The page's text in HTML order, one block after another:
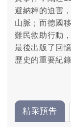
避納粹的迫害
山脈；而德國
難民救助行動
最後出版了回
歷史的重要紀錄
精采預告